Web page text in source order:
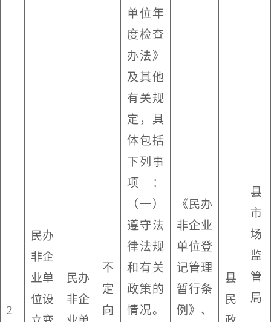
2
民办
非企
业单
位设
民办
非企
不
定
向
单位年
度检查
办法》
及其他
有关规
定，具
体包括
下列事
项：
（一）
遵守法
律法规
和有关
政策的
情况。
《民办
非企业
单位登
记管理
暂行条
例》、
县
民
县
市
场
监
管
局